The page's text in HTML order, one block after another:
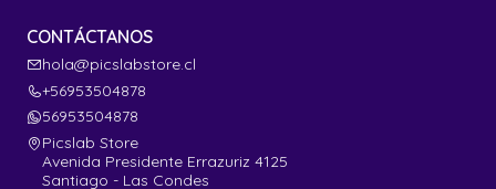
CONTÁCTANOS
hola@picslabstore.cl
+56953504878
56953504878
Picslab Store
Avenida Presidente Errazuriz 4125
Santiago - Las Condes